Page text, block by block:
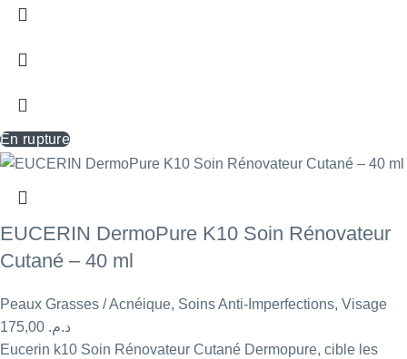
En rupture
EUCERIN DermoPure K10 Soin Rénovateur
Cutané – 40 ml
Peaux Grasses / Acnéique, Soins Anti-Imperfections, Visage
د.م.
Eucerin k10 Soin Rénovateur Cutané Dermopure, cible les